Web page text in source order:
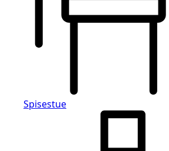
Spisestue